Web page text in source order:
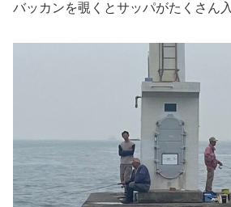
バッカンを覗くとサッパがたくさん